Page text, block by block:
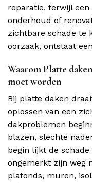
reparatie, terwijl
onderhoud of
zichtbare schade te
oorzaak, ontstaat
Waarom Platte
moet worden
Bij platte daken
oplossen van een
dakproblemen
blazen, slechte
begin lijkt de
ongemerkt zijn weg
plafonds, muren,